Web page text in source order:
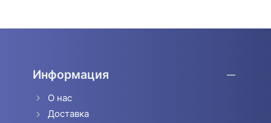
Информация
О нас
Доставка